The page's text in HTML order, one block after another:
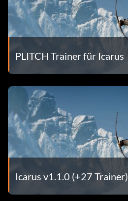
PLITCH Trainer für Icarus
Icarus v1.1.0 (+27 Trainer)